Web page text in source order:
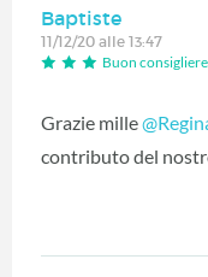
Baptiste
11/12/20 alle 13:47
Buon consigliere
Grazie mille
contributo del